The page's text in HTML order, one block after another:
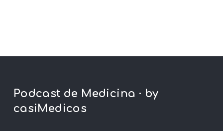
Podcast de Medicina · by
casiMedicos